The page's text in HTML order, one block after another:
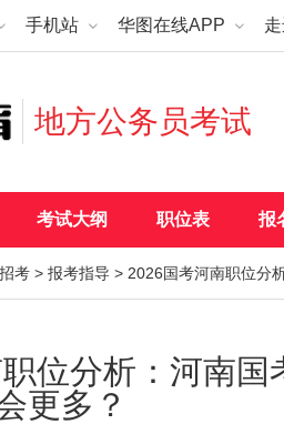
手机站 华图在线APP
地方公务员考试
考试大纲 职位表 报
招考 > 报考指导 > 2026国考河南职位分
位分析：河南
更多？